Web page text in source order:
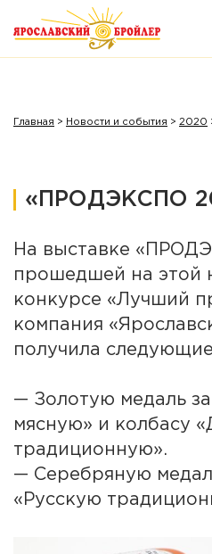
Главная > Новости и события > 2020
«ПРОДЭКСПО
На выставке
прошедшей на этой
конкурсе «Лучший
компания
получила
— Золотую медаль
мясную» и колбасу
традиционную».
— Серебряную
«Русскую